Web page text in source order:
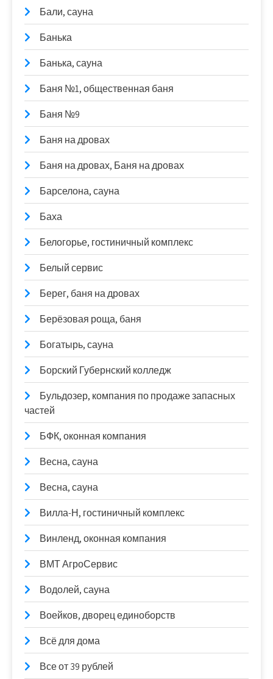
Бали, сауна
Банька
Банька, сауна
Баня №1, общественная баня
Баня №9
Баня на дровах
Баня на дровах, Баня на дровах
Барселона, сауна
Баха
Белогорье, гостиничный комплекс
Белый сервис
Берег, баня на дровах
Берёзовая роща, баня
Богатырь, сауна
Борский Губернский колледж
Бульдозер, компания по продаже запасных
частей
БФК, оконная компания
Весна, сауна
Весна, сауна
Вилла-Н, гостиничный комплекс
Винленд, оконная компания
ВМТ АгроСервис
Водолей, сауна
Воейков, дворец единоборств
Всё для дома
Все от 39 рублей